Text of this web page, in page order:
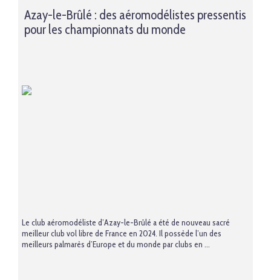
Azay-le-Brûlé : des aéromodélistes pressentis
pour les championnats du monde
Le club aéromodéliste d’Azay-le-Brûlé a été de nouveau sacré
meilleur club vol libre de France en 2024. Il possède l’un des
meilleurs palmarès d’Europe et du monde par clubs en ...